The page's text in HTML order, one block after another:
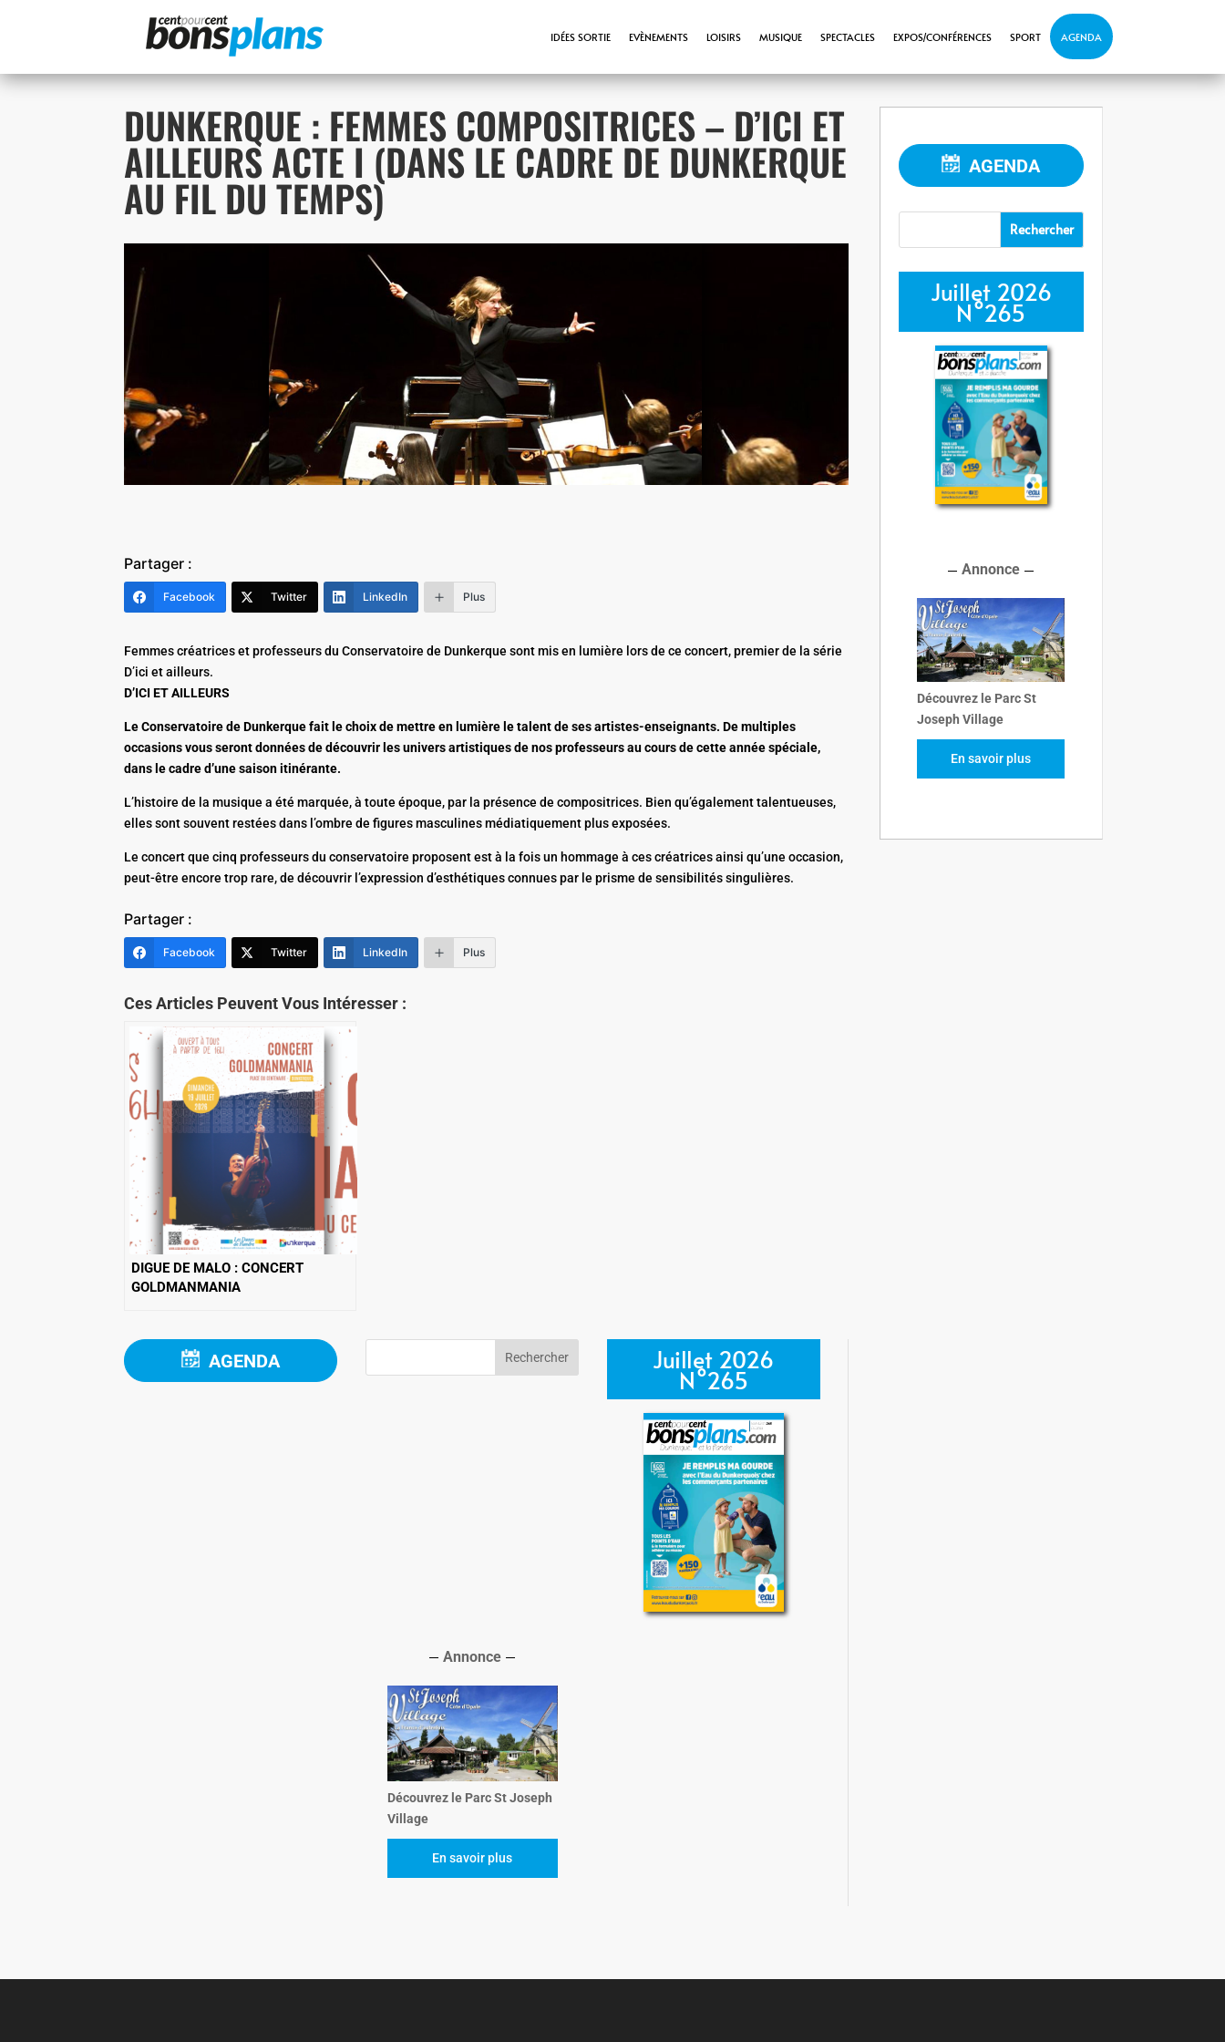
IDÉES SORTIE EVÈNEMENTS LOISIRS MUSIQUE SPECTACLES EXPOS/CONFÉRENCES SPORT AGENDA
DUNKERQUE : FEMMES COMPOSITRICES – D’ICI ET
AILLEURS ACTE I (DANS LE CADRE DE DUNKERQUE
AU FIL DU TEMPS)
Partager :
Facebook Twitter LinkedIn Plus
Femmes créatrices et professeurs du Conservatoire de Dunkerque sont mis en lumière lors de ce concert, premier de la série
D’ici et ailleurs.
D’ICI ET AILLEURS
Le Conservatoire de Dunkerque fait le choix de mettre en lumière le talent de ses artistes-enseignants. De multiples
occasions vous seront données de découvrir les univers artistiques de nos professeurs au cours de cette année spéciale,
dans le cadre d’une saison itinérante.
L’histoire de la musique a été marquée, à toute époque, par la présence de compositrices. Bien qu’également talentueuses,
elles sont souvent restées dans l’ombre de figures masculines médiatiquement plus exposées.
Le concert que cinq professeurs du conservatoire proposent est à la fois un hommage à ces créatrices ainsi qu’une occasion,
peut-être encore trop rare, de découvrir l’expression d’esthétiques connues par le prisme de sensibilités singulières.
Partager :
Facebook Twitter LinkedIn Plus
Ces Articles Peuvent Vous Intéresser :
DIGUE DE MALO : CONCERT
GOLDMANMANIA
AGENDA Juillet 2026
N°265
Annonce
Découvrez le Parc St Joseph
Village
En savoir plus
AGENDA
Juillet 2026
N°265
Annonce
Découvrez le Parc St
Joseph Village
En savoir plus